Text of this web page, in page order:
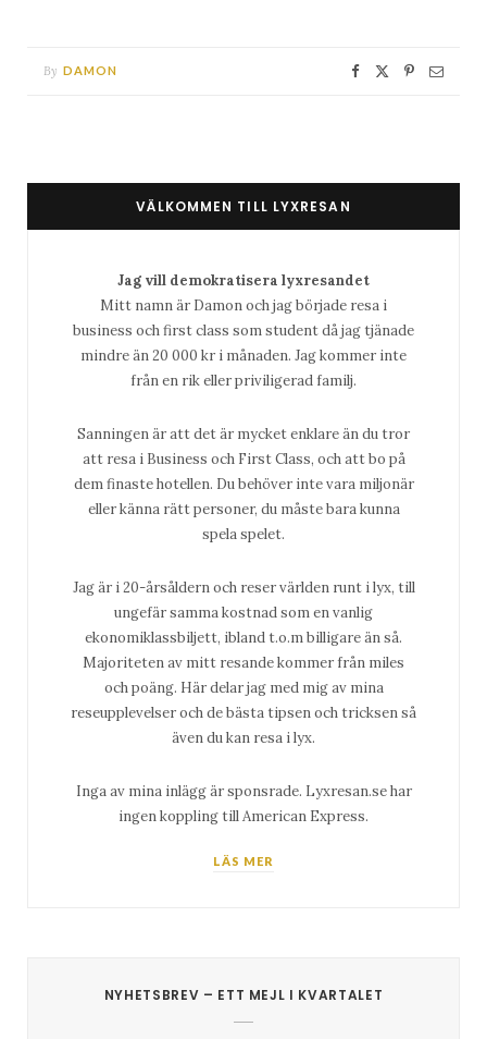
By DAMON
VÄLKOMMEN TILL LYXRESAN
Jag vill demokratisera lyxresandet
Mitt namn är Damon och jag började resa i
business och first class som student då jag tjänade
mindre än 20 000 kr i månaden. Jag kommer inte
från en rik eller priviligerad familj.
Sanningen är att det är mycket enklare än du tror
att resa i Business och First Class, och att bo på
dem finaste hotellen. Du behöver inte vara miljonär
eller känna rätt personer, du måste bara kunna
spela spelet.
Jag är i 20-årsåldern och reser världen runt i lyx, till
ungefär samma kostnad som en vanlig
ekonomiklassbiljett, ibland t.o.m billigare än så.
Majoriteten av mitt resande kommer från miles
och poäng. Här delar jag med mig av mina
reseupplevelser och de bästa tipsen och tricksen så
även du kan resa i lyx.
Inga av mina inlägg är sponsrade. Lyxresan.se har
ingen koppling till American Express.
LÄS MER
NYHETSBREV – ETT MEJL I KVARTALET